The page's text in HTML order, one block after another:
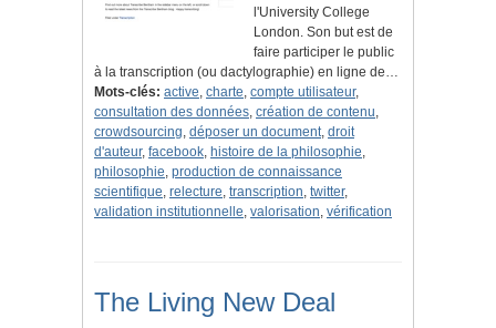
l'University College
London. Son but est de
faire participer le public
à la transcription (ou dactylographie) en ligne de…
Mots-clés: active, charte, compte utilisateur,
consultation des données, création de contenu,
crowdsourcing, déposer un document, droit
d'auteur, facebook, histoire de la philosophie,
philosophie, production de connaissance
scientifique, relecture, transcription, twitter,
validation institutionnelle, valorisation, vérification
The Living New Deal